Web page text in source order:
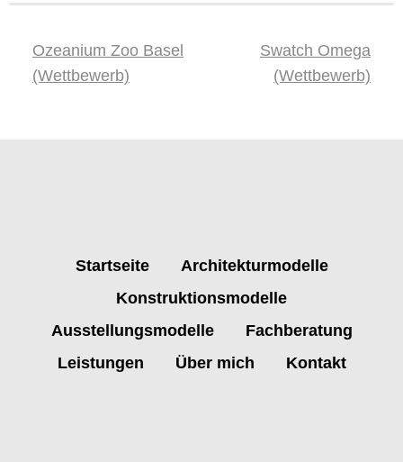
Navigation
Ozeanium Zoo Basel
(Wettbewerb)
Swatch Omega
(Wettbewerb)
Startseite
Architekturmodelle
Konstruktionsmodelle
Ausstellungsmodelle
Fachberatung
Leistungen
Über mich Kontakt